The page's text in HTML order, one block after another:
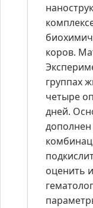
коров.
группах
четыре
дней.
оценить